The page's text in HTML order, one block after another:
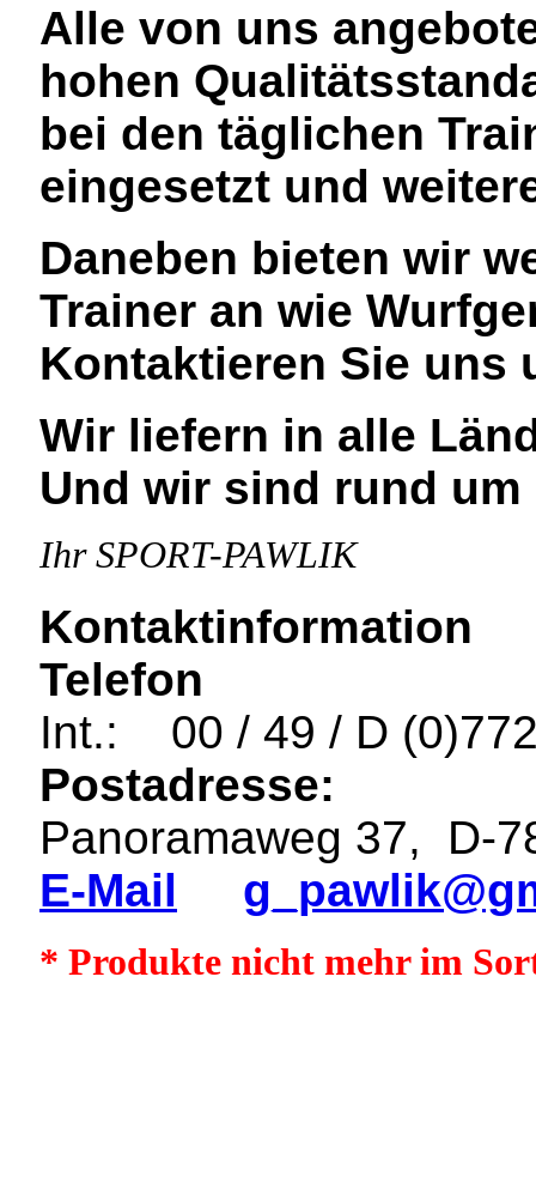
Alle von uns
hohen
bei den täglichen
eingesetzt und
Daneben bieten wir
Trainer an wie
Kontaktieren Sie uns
Wir liefern in alle
Und wir sind rund
Ihr SPORT-PAWLIK
Kontaktinformation
Telefon
Int.: 00 / 49 / D
Postadresse:
Panoramaweg 37, D-
E-Mail
* Produkte nicht mehr im